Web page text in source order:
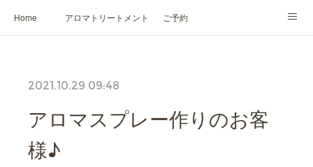
Home アロマトリートメント ご予約
プロフィール
2021.10.29 09:48
アロマスプレー作りのお客
様♪